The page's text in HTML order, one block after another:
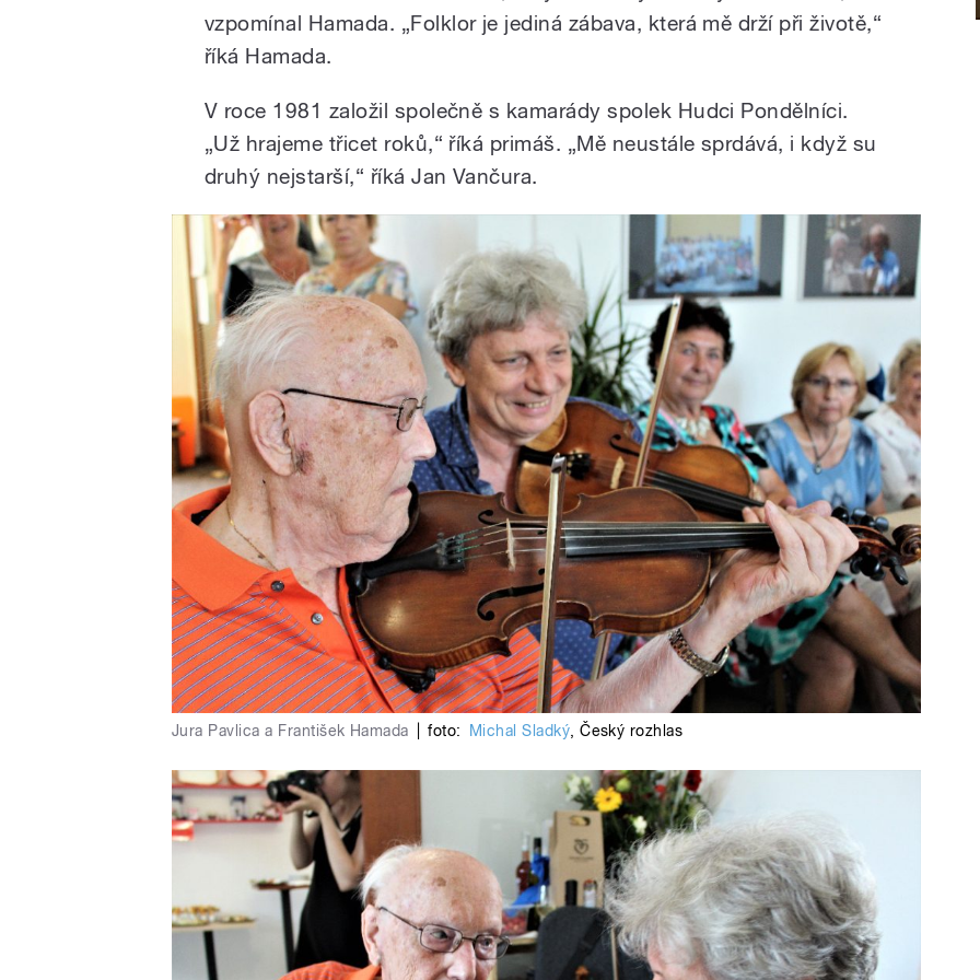
vzpomínal Hamada. „Folklor je jediná zábava, která mě drží při životě,“
říká Hamada.
V roce 1981 založil společně s kamarády spolek Hudci Pondělníci.
„Už hrajeme třicet roků,“ říká primáš. „Mě neustále sprdává, i když su
druhý nejstarší,“ říká Jan Vančura.
Jura Pavlica a František Hamada foto: Michal Sladký,Český rozhlas